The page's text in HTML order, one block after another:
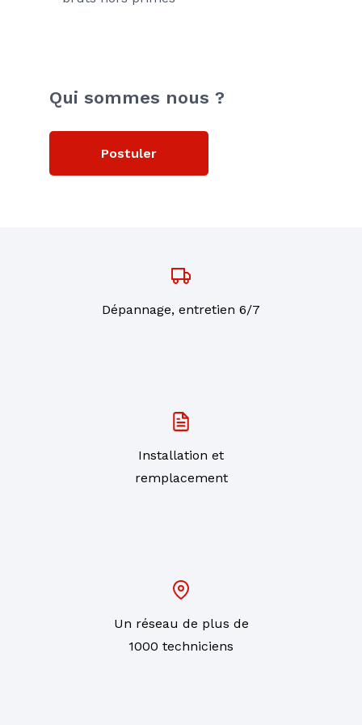
Qui sommes nous ?
Postuler
Dépannage, entretien 6/7
Installation et
remplacement
Un réseau de plus de
1000 techniciens